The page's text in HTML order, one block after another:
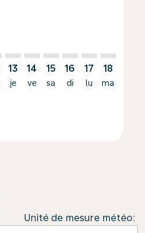
13
je
14
ve
15
sa
16
di
17
lu
18
ma
Unité de mesure météo: